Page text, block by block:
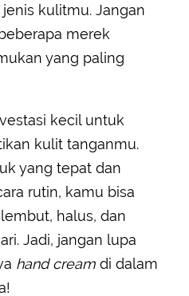
kulitmu. Jangan
merek
yang paling
kecil untuk
kulit tanganmu.
yang tepat dan
rutin, kamu bisa
halus, dan
Jadi, jangan lupa
hand cream di dalam